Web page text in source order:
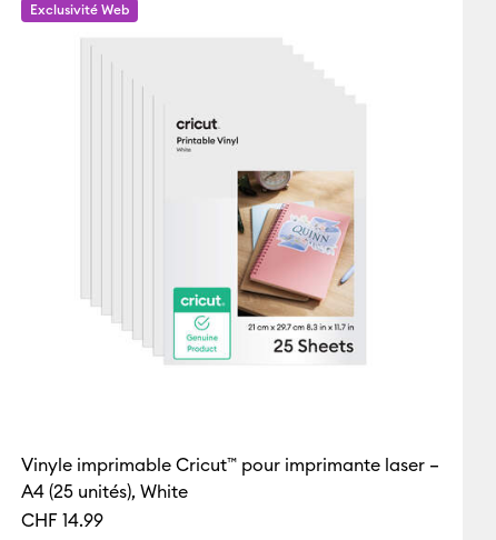
Price Low to High
Most Popular
Top Sellers
Avis des clients
Exclusivité Web
Vinyle imprimable Cricut™ pour imprimante laser –
A4 (25 unités), White
CHF 14.99